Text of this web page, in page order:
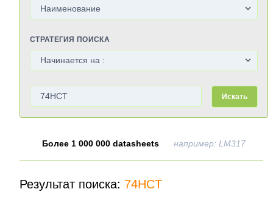
СТРАТЕГИЯ ПОИСКА
Искать
Более 1 000 000 datasheets например: LM317
Результат поиска: 74HCT